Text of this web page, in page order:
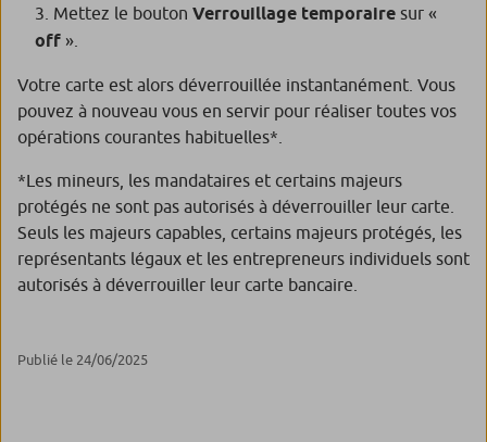
Mettez le bouton Verrouillage temporaire sur «
off ».
Votre carte est alors déverrouillée instantanément. Vous
pouvez à nouveau vous en servir pour réaliser toutes vos
opérations courantes habituelles*.
*Les mineurs, les mandataires et certains majeurs
protégés ne sont pas autorisés à déverrouiller leur carte.
Seuls les majeurs capables, certains majeurs protégés, les
représentants légaux et les entrepreneurs individuels sont
autorisés à déverrouiller leur carte bancaire.
Publié le 24/06/2025